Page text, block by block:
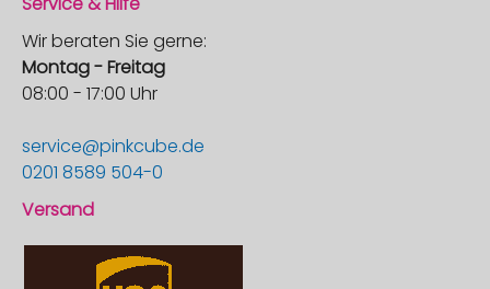
Wir beraten Sie gerne:
Montag - Freitag
08:00 - 17:00 Uhr
service@pinkcube.de
0201 8589 504-0
Versand